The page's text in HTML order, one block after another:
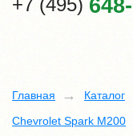
+7 (495)
Главная Каталог
Chevrolet Spark M200